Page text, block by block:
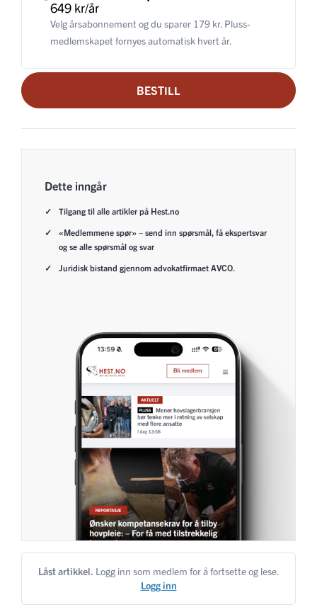
649 kr/år
Velg årsabonnement og du sparer 179 kr. Pluss-
medlemskapet fornyes automatisk hvert år.
BESTILL
Dette inngår
Tilgang til alle artikler på Hest.no
«Medlemmene spør» – send inn spørsmål, få ekspertsvar
og se alle spørsmål og svar
Juridisk bistand gjennom advokatfirmaet AVCO.
Låst artikkel. Logg inn som medlem for å fortsette og lese.
Logg inn